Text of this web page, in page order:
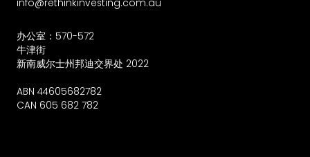
info@rethinkinvesting.com.au
办公室：570-572
牛津街
新南威尔士州邦迪交界处 2022
ABN 44605682782
CAN 605 682 782